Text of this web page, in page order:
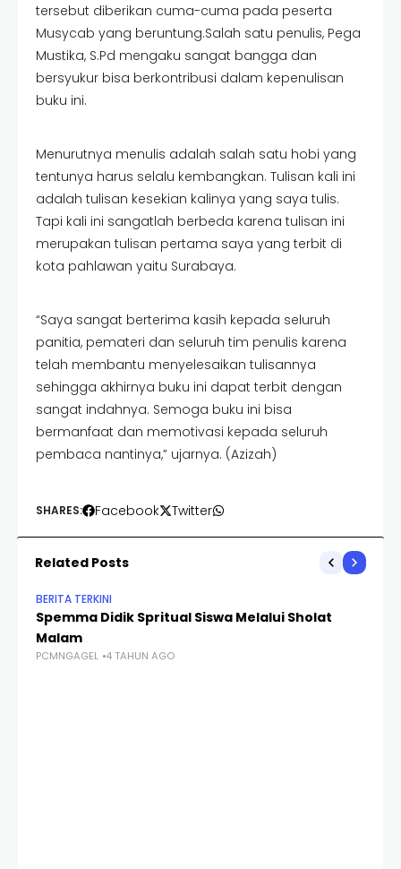
tersebut diberikan cuma-cuma pada peserta
Musycab yang beruntung.Salah satu penulis, Pega
Mustika, S.Pd mengaku sangat bangga dan
bersyukur bisa berkontribusi dalam kepenulisan
buku ini.
Menurutnya menulis adalah salah satu hobi yang
tentunya harus selalu kembangkan. Tulisan kali ini
adalah tulisan kesekian kalinya yang saya tulis.
Tapi kali ini sangatlah berbeda karena tulisan ini
merupakan tulisan pertama saya yang terbit di
kota pahlawan yaitu Surabaya.
“Saya sangat berterima kasih kepada seluruh
panitia, pemateri dan seluruh tim penulis karena
telah membantu menyelesaikan tulisannya
sehingga akhirnya buku ini dapat terbit dengan
sangat indahnya. Semoga buku ini bisa
bermanfaat dan memotivasi kepada seluruh
pembaca nantinya,” ujarnya. (Azizah)
SHARES: Facebook Twitter
Related Posts
BERITA TERKINI
Spemma Didik Spritual Siswa Melalui Sholat
Malam
PCMNGAGEL 4 TAHUN AGO